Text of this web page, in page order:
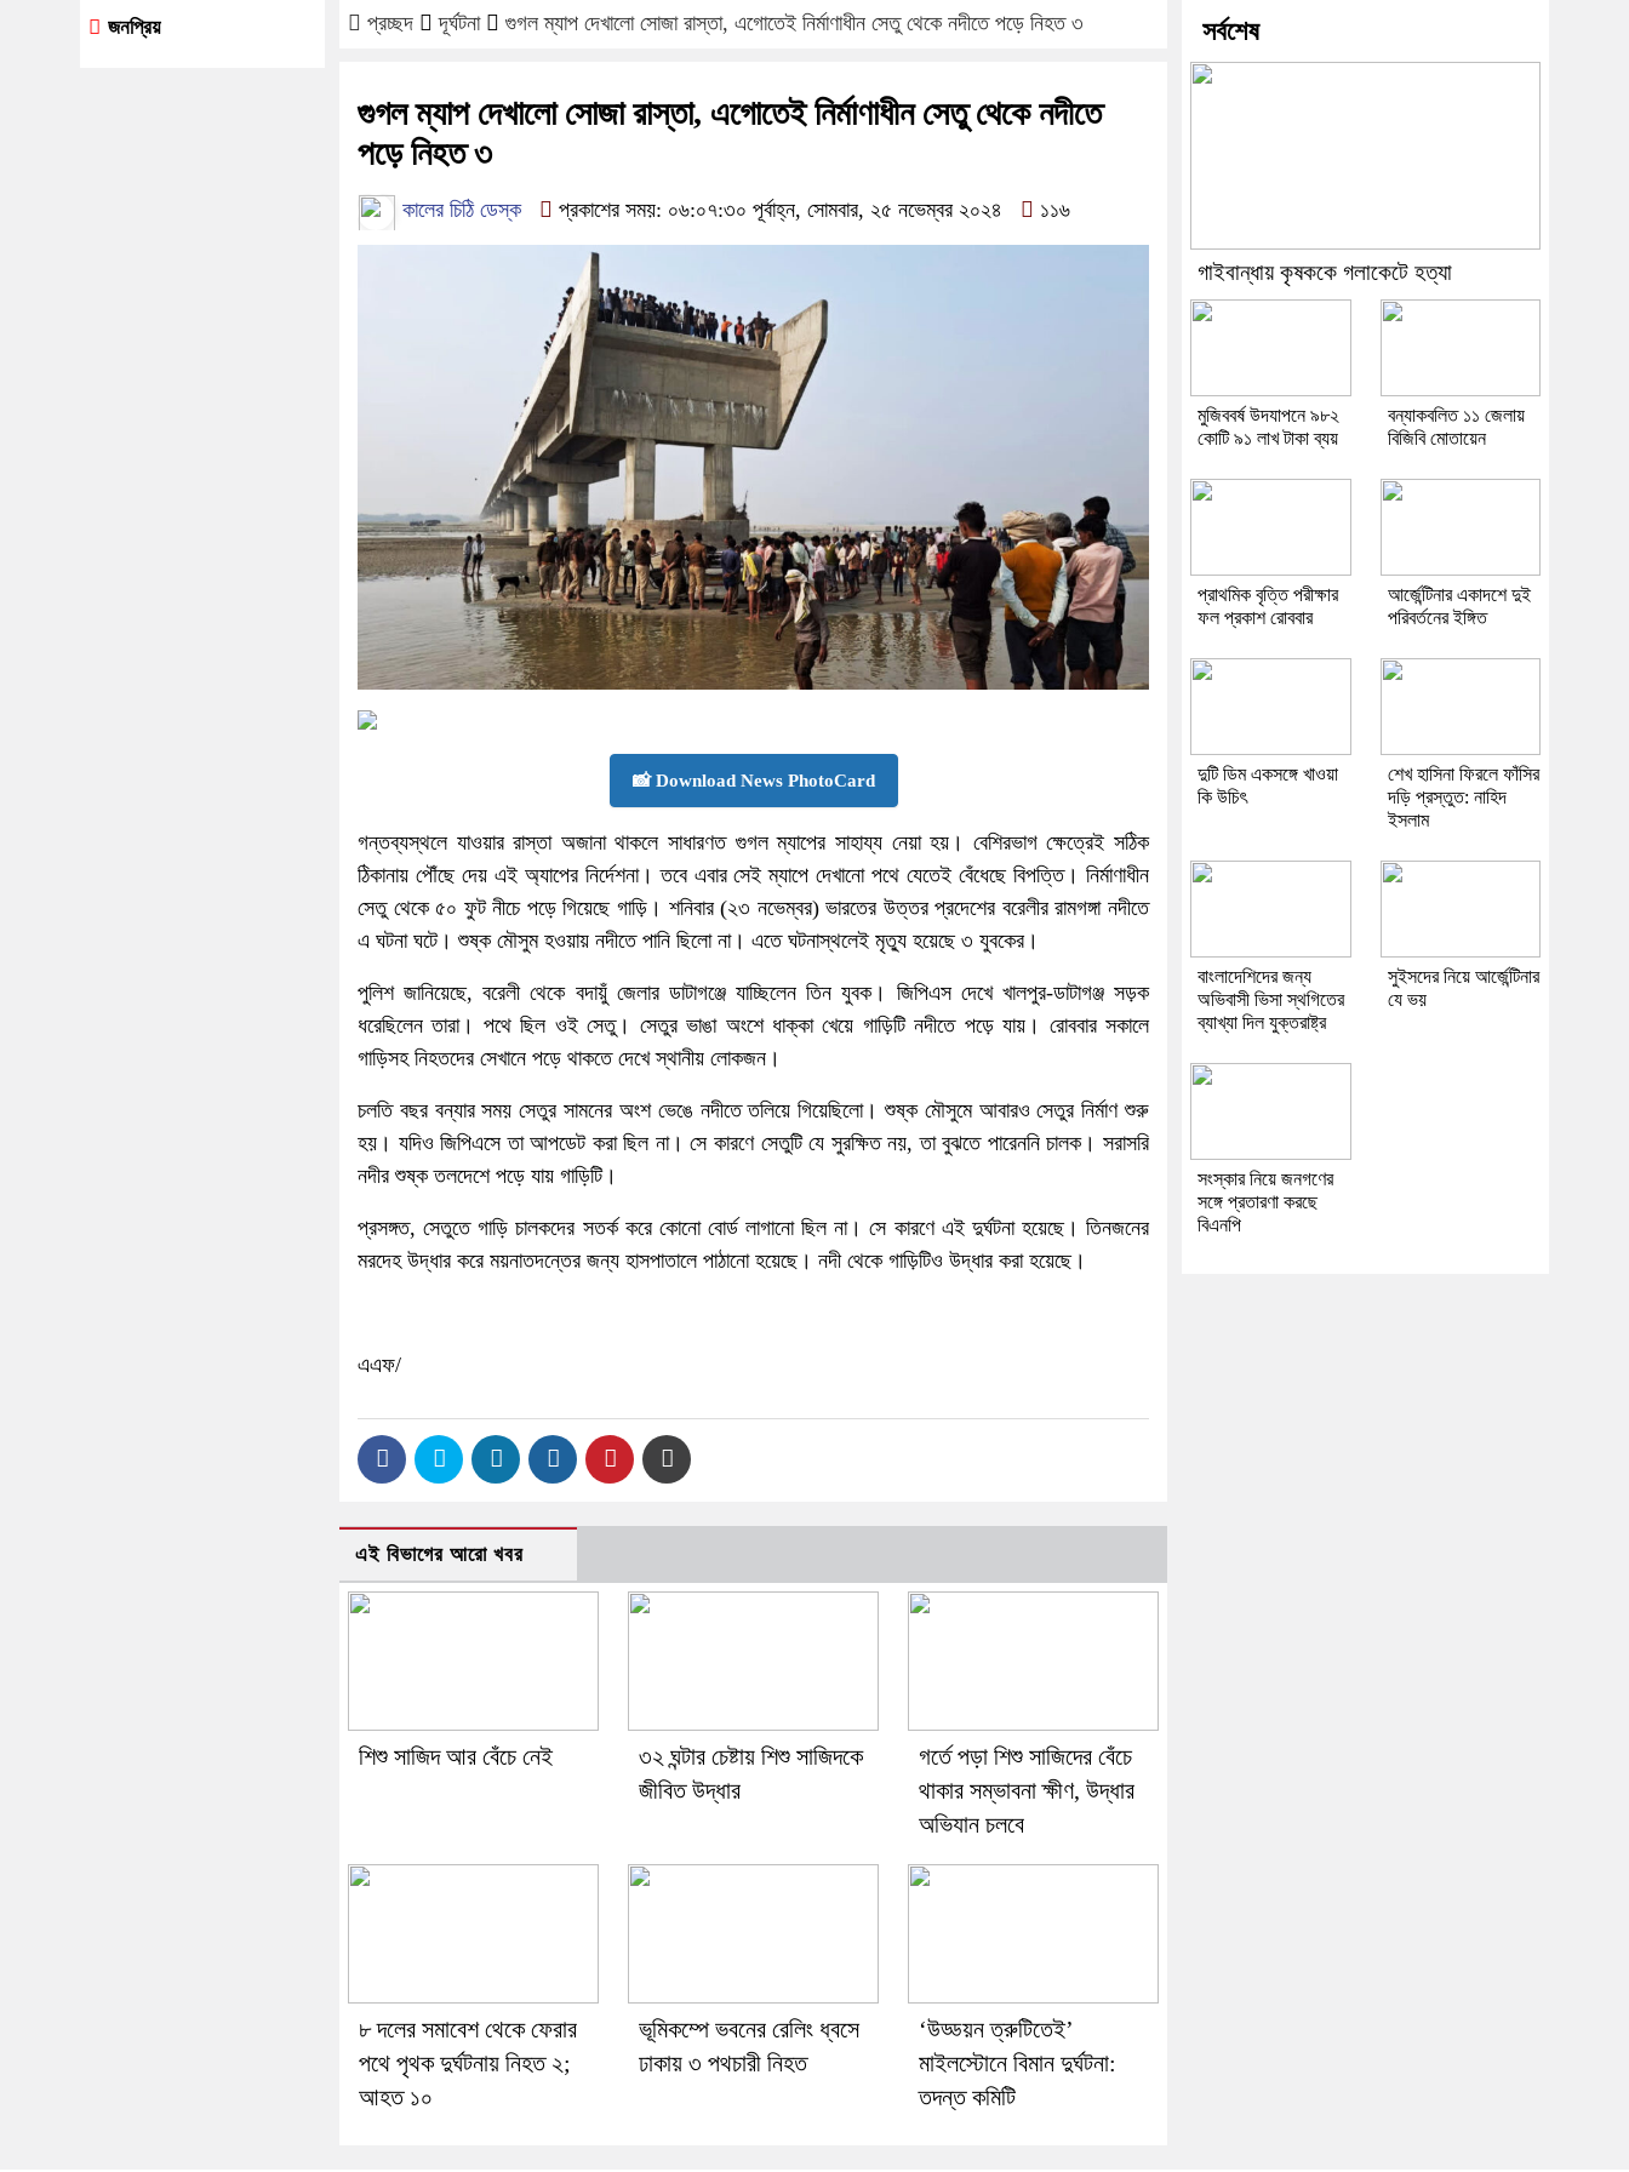
প্রচ্ছদ দূর্ঘটনা গুগল ম্যাপ দেখালো সোজা রাস্তা, এগোতেই নির্মাণাধীন সেতু থেকে নদীতে পড়ে নিহত ৩
গুগল ম্যাপ দেখালো সোজা রাস্তা, এগোতেই নির্মাণাধীন সেতু থেকে নদীতে
পড়ে নিহত ৩
কালের চিঠি ডেস্ক প্রকাশের সময়: ০৬:০৭:৩০ পূর্বাহ্ন, সোমবার, ২৫ নভেম্বর ২০২৪ ১১৬
📸 Download News PhotoCard
গন্তব্যস্থলে যাওয়ার রাস্তা অজানা থাকলে সাধারণত গুগল ম্যাপের সাহায্য নেয়া হয়। বেশিরভাগ ক্ষেত্রেই সঠিক
ঠিকানায় পৌঁছে দেয় এই অ্যাপের নির্দেশনা। তবে এবার সেই ম্যাপে দেখানো পথে যেতেই বেঁধেছে বিপত্তি। নির্মাণাধীন
সেতু থেকে ৫০ ফুট নীচে পড়ে গিয়েছে গাড়ি। শনিবার (২৩ নভেম্বর) ভারতের উত্তর প্রদেশের বরেলীর রামগঙ্গা নদীতে
এ ঘটনা ঘটে। শুষ্ক মৌসুম হওয়ায় নদীতে পানি ছিলো না। এতে ঘটনাস্থলেই মৃত্যু হয়েছে ৩ যুবকের।
পুলিশ জানিয়েছে, বরেলী থেকে বদায়ুঁ জেলার ডাটাগঞ্জে যাচ্ছিলেন তিন যুবক। জিপিএস দেখে খালপুর-ডাটাগঞ্জ সড়ক
ধরেছিলেন তারা। পথে ছিল ওই সেতু। সেতুর ভাঙা অংশে ধাক্কা খেয়ে গাড়িটি নদীতে পড়ে যায়। রোববার সকালে
গাড়িসহ নিহতদের সেখানে পড়ে থাকতে দেখে স্থানীয় লোকজন।
চলতি বছর বন্যার সময় সেতুর সামনের অংশ ভেঙে নদীতে তলিয়ে গিয়েছিলো। শুষ্ক মৌসুমে আবারও সেতুর নির্মাণ শুরু
হয়। যদিও জিপিএসে তা আপডেট করা ছিল না। সে কারণে সেতুটি যে সুরক্ষিত নয়, তা বুঝতে পারেননি চালক। সরাসরি
নদীর শুষ্ক তলদেশে পড়ে যায় গাড়িটি।
প্রসঙ্গত, সেতুতে গাড়ি চালকদের সতর্ক করে কোনো বোর্ড লাগানো ছিল না। সে কারণে এই দুর্ঘটনা হয়েছে। তিনজনের
মরদেহ উদ্ধার করে ময়নাতদন্তের জন্য হাসপাতালে পাঠানো হয়েছে। নদী থেকে গাড়িটিও উদ্ধার করা হয়েছে।
এএফ/
এই বিভাগের আরো খবর
শিশু সাজিদ আর বেঁচে নেই
৩২ ঘন্টার চেষ্টায় শিশু সাজিদকে
জীবিত উদ্ধার
গর্তে পড়া শিশু সাজিদের বেঁচে
থাকার সম্ভাবনা ক্ষীণ, উদ্ধার
অভিযান চলবে
৮ দলের সমাবেশ থেকে ফেরার
পথে পৃথক দুর্ঘটনায় নিহত ২;
আহত ১০
ভূমিকম্পে ভবনের রেলিং ধ্বসে
ঢাকায় ৩ পথচারী নিহত
‘উড্ডয়ন ত্রুটিতেই’
মাইলস্টোনে বিমান দুর্ঘটনা:
তদন্ত কমিটি
জনপ্রিয় সর্বশেষ
গাইবান্ধায় কৃষককে গলাকেটে হত্যা
মুজিববর্ষ উদযাপনে ৯৮২
কোটি ৯১ লাখ টাকা ব্যয়
বন্যাকবলিত ১১ জেলায়
বিজিবি মোতায়েন
প্রাথমিক বৃত্তি পরীক্ষার
ফল প্রকাশ রোববার
আর্জেন্টিনার একাদশে দুই
পরিবর্তনের ইঙ্গিত
দুটি ডিম একসঙ্গে খাওয়া
কি উচিৎ
শেখ হাসিনা ফিরলে ফাঁসির
দড়ি প্রস্তুত: নাহিদ
ইসলাম
বাংলাদেশিদের জন্য
অভিবাসী ভিসা স্থগিতের
ব্যাখ্যা দিল যুক্তরাষ্ট্র
সুইসদের নিয়ে আর্জেন্টিনার
যে ভয়
সংস্কার নিয়ে জনগণের
সঙ্গে প্রতারণা করছে
বিএনপি